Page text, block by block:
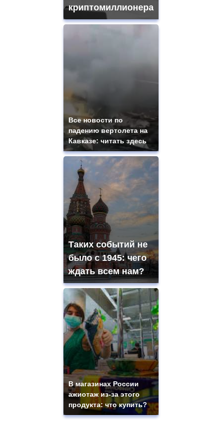
криптомиллионера
Все новости по
падению вертолета на
Кавказе: читать здесь
Таких событий не
было с 1945: чего
ждать всем нам?
В магазинах России
ажиотаж из-за этого
продукта: что купить?